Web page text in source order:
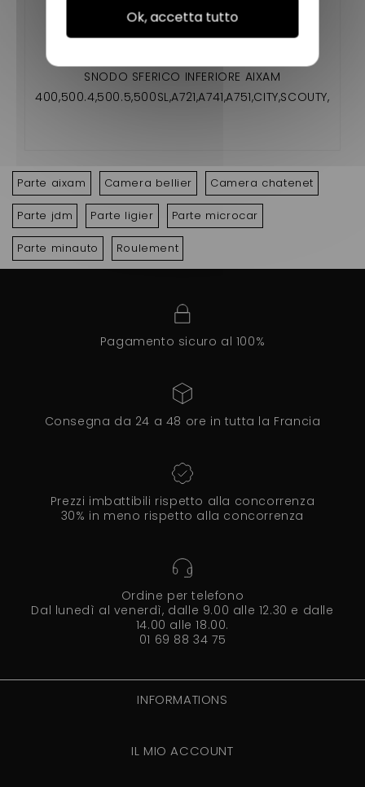
SNODO SFERICO INFERIORE AIXAM
400,500.4,500.5,500SL,A721,A741,A751,CITY,SCOUTY,
Parte aixam Camera bellier Camera chatenet
Parte jdm Parte ligier Parte microcar
Parte minauto Roulement
Pagamento sicuro al 100%
Consegna da 24 a 48 ore in tutta la Francia
Prezzi imbattibili rispetto alla concorrenza
30% in meno rispetto alla concorrenza
Ordine per telefono
Dal lunedì al venerdì, dalle 9.00 alle 12.30 e dalle
14.00 alle 18.00.
01 69 88 34 75
INFORMATIONS
IL MIO ACCOUNT
Ok, accetta tutto